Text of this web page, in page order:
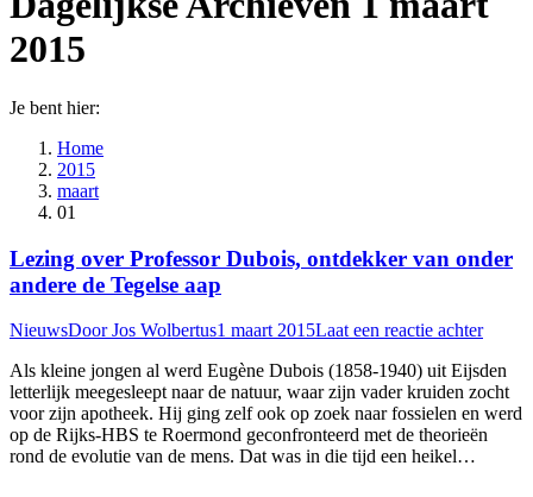
2015
Je bent hier:
Home
2015
maart
01
Lezing over Professor Dubois, ontdekker van onder
andere de Tegelse aap
NieuwsDoorJos Wolbertus1 maart 2015Laat een reactie achter
Als kleine jongen al werd Eugène Dubois (1858-1940) uit Eijsden
letterlijk meegesleept naar de natuur, waar zijn vader kruiden zocht
voor zijn apotheek. Hij ging zelf ook op zoek naar fossielen en werd
op de Rijks-HBS te Roermond geconfronteerd met de theorieën
rond de evolutie van de mens. Dat was in die tijd een heikel…